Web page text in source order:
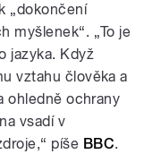
„dokončení
myšlenek“. „To je
jazyka. Když
vztahu člověka a
ohledně ochrany
vsadí v
píše BBC.